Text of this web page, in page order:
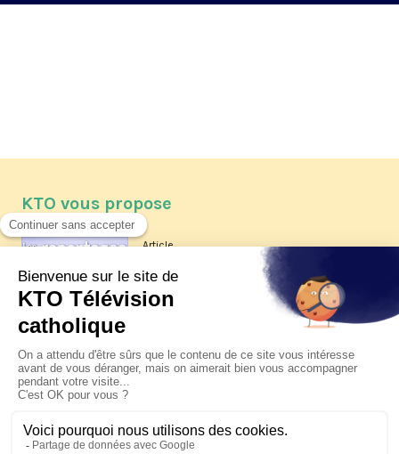
KTO vous propose
Article
Les reportages d'été 2026 de KTO
La visite pastorale du pape Léon
XIV à Assise à suivre sur KTO le
jeudi 6 août
Le pape en Uruguay, Argentine et
Pérou du 6 au 17 novembre 2026